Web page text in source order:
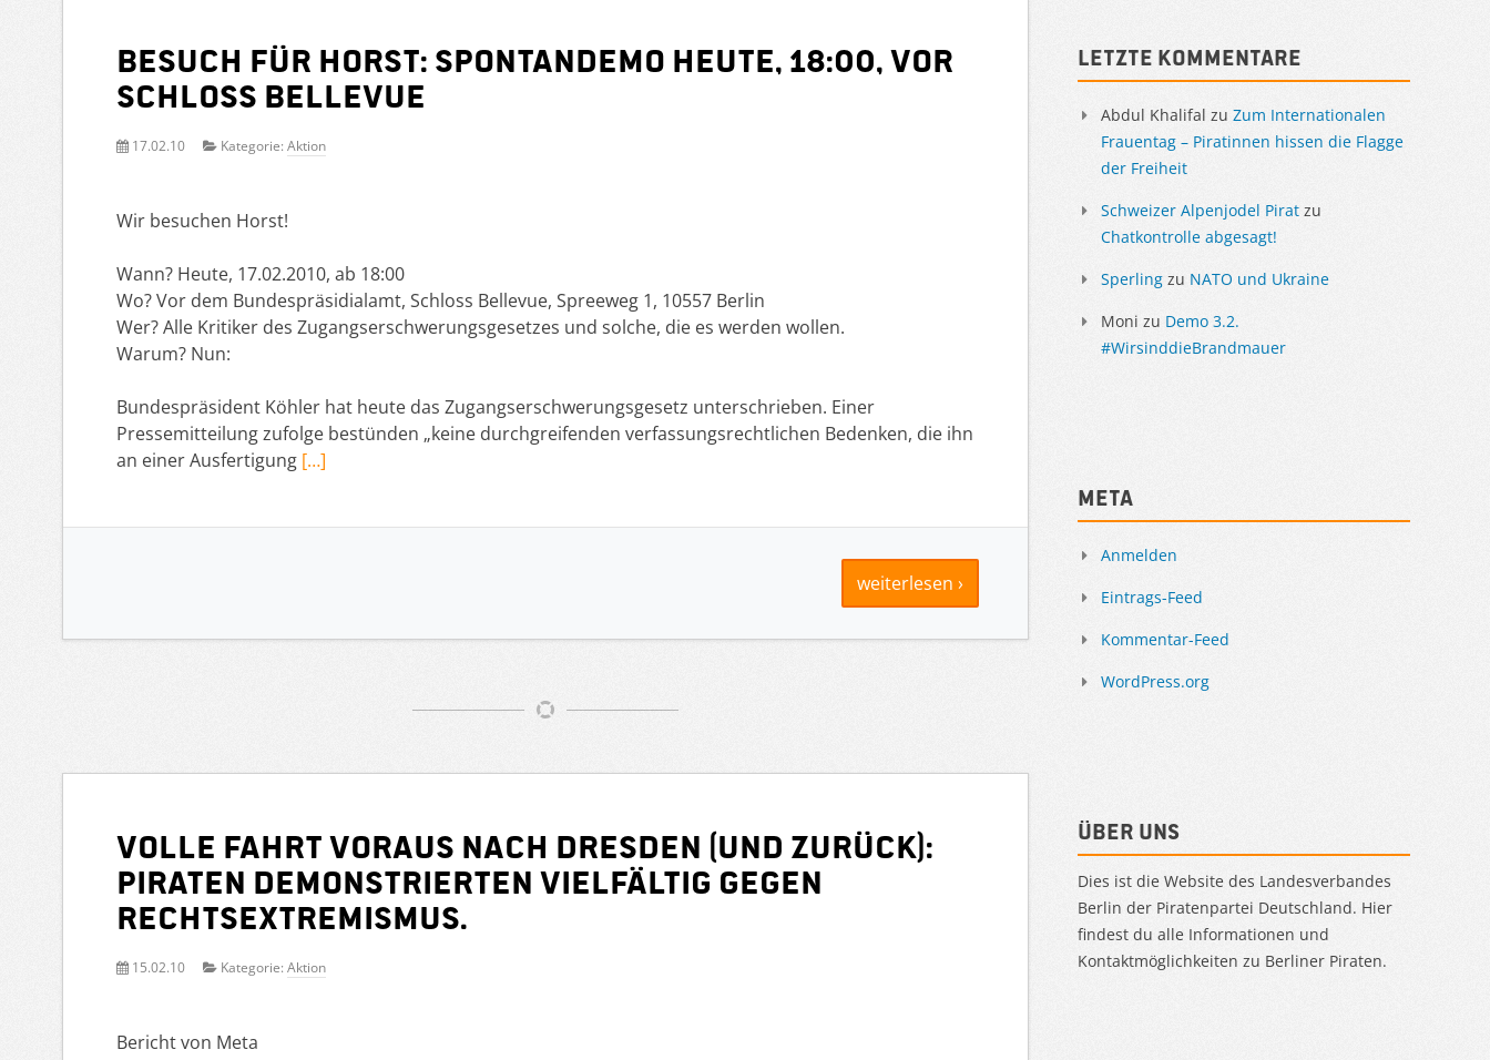
Besuch für Horst: Spontandemo HEUTE, 18:00, vor
Schloss Bellevue
17.02.10 Kategorie: Aktion
Wir besuchen Horst!
Wann? Heute, 17.02.2010, ab 18:00
Wo? Vor dem Bundespräsidialamt, Schloss Bellevue, Spreeweg 1, 10557 Berlin
Wer? Alle Kritiker des Zugangserschwerungsgesetzes und solche, die es werden wollen.
Warum? Nun:
Bundespräsident Köhler hat heute das Zugangserschwerungsgesetz unterschrieben. Einer
Pressemitteilung zufolge bestünden „keine durchgreifenden verfassungsrechtlichen Bedenken, die ihn
an einer Ausfertigung […]
weiterlesen ›
Volle Fahrt voraus nach Dresden (und zurück):
Piraten demonstrierten vielfältig gegen
Rechtsextremismus.
15.02.10 Kategorie: Aktion
Bericht von Meta
Letzte Kommentare
Abdul Khalifal zu Zum Internationalen
Frauentag – Piratinnen hissen die Flagge
der Freiheit
Schweizer Alpenjodel Pirat zu
Chatkontrolle abgesagt!
Sperling zu NATO und Ukraine
Moni zu Demo 3.2.
#WirsinddieBrandmauer
Meta
Anmelden
Eintrags-Feed
Kommentar-Feed
WordPress.org
Über uns
Dies ist die Website des Landesverbandes
Berlin der Piratenpartei Deutschland. Hier
findest du alle Informationen und
Kontaktmöglichkeiten zu Berliner Piraten.